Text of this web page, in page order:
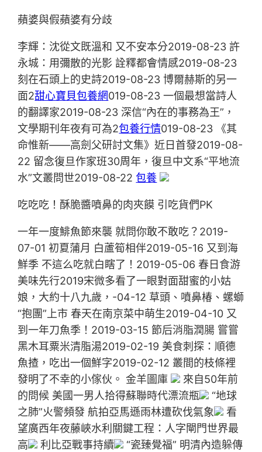
蘋婆與假蘋婆有分歧
李輝：沈從文既溫和 又不安本分2019-08-23 許
永城：用彌散的光影 詮釋都會情感2019-08-23
刻在石頭上的史詩2019-08-23 博爾赫斯的另一
面2甜心寶貝包養網019-08-23 一個最想當詩人
的翻譯家2019-08-23 深信“內在的事務為王”，
文學期刊年夜有可為2包養行情019-08-23 《其
命惟新——高劍父研討文集》近日首發2019-08-
22 留念復旦作家班30周年，復旦中文系“平地流
水”文叢問世2019-08-22包養
吃吃吃！酥脆醬噴鼻的肉夾饃 引吃貨們PK
一年一度鯡魚節來襲 就問你敢不敢吃？2019-
07-01 初夏蒲月 白蘆筍相伴2019-05-16 又到海
鮮季 不這么吃就白瞎了！2019-05-06 春日食游
美味先行2019宋微多看了一眼對面甜蜜的小姑
娘，大約十八九歲，-04-12 草頭、噴鼻椿、螺螄
“抱團”上市 春天在南京菜中萌生2019-04-10 又
到一年刀魚季！2019-03-15 節后消脂潤腸 嘗嘗
黑木耳粟米清脂湯2019-02-19 美食刺探：順德
魚揸，吃出一個鮮字2019-02-12 叢間的枝條裡
發明了不幸的小傢伙。 金羊圖庫
來自50年前
的問候 美國一男人拾得蘇聯時代漂流瓶
“地球
之肺”火警頻發 航拍亞馬遜雨林遭砍伐氣象
看
望廣西年夜藤峽水利關鍵工程：人字閘門世界最
高
利比亞戰事持續 “瓷臻覺福” 明清內造躲傳